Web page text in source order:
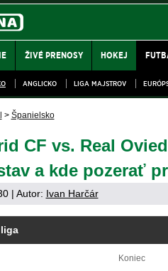
ŽIVÉ PRENOSY HOKEJ
ANGLICKO LIGA MAJSTROV
> Španielsko
CF vs. Real
a kde pozerať
| Autor: Ivan Harčár
Koniec